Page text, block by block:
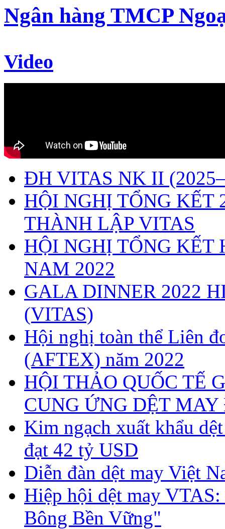
Ngân hàng TMCP
Video
ĐH VITAS NK II
HỘI NGHỊ TỔNG
THÀNH LẬP VITAS
HỘI NGHỊ TỔNG KẾT
NAM 2022
GALA DINNER 2022
(VITAS)
Hội nghị toàn thể Liên
(AFTEX) năm 2022
HỘI THẢO QUỐC TẾ
CUNG ỨNG DỆT
Kim ngạch xuất khẩu
đạt 42 tỷ USD
Diễn đàn dệt may Việt
Hiệp hội dệt may
Bông Bền Vững"